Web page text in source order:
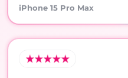
iPhone 15 Pro Max